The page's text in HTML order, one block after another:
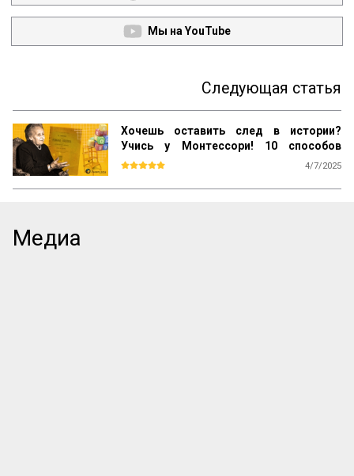
Мы на YouTube
Следующая статья
Хочешь оставить след в истории?
Учись у Монтессори! 10 способов
сохранить наследие
4/7/2025
Медиа